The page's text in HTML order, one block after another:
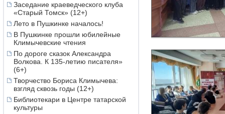
Заседание краеведческого клуба
«Старый Томск» (12+)
Лето в Пушкинке началось!
В Пушкинке прошли юбилейные
Климычевские чтения
По дороге сказок Александра
Волкова. К 135-летию писателя»
(6+)
Творчество Бориса Климычева:
взгляд сквозь годы (12+)
Библиотекари в Центре татарской
культуры